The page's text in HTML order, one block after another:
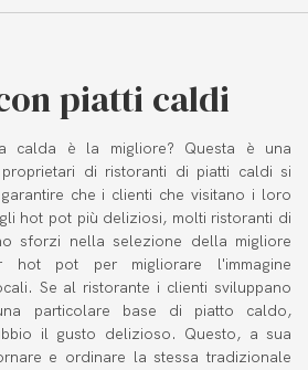
piatti caldi
calda è la migliore? Questa è una
di ristoranti di piatti caldi si
che i clienti che visitano i loro
hot pot più deliziosi, molti ristoranti di
sforzi nella selezione della migliore
hot pot per migliorare l'immagine
Se al ristorante i clienti sviluppano
particolare base di piatto caldo,
il gusto delizioso. Questo, a sua
e ordinare la stessa tradizionale